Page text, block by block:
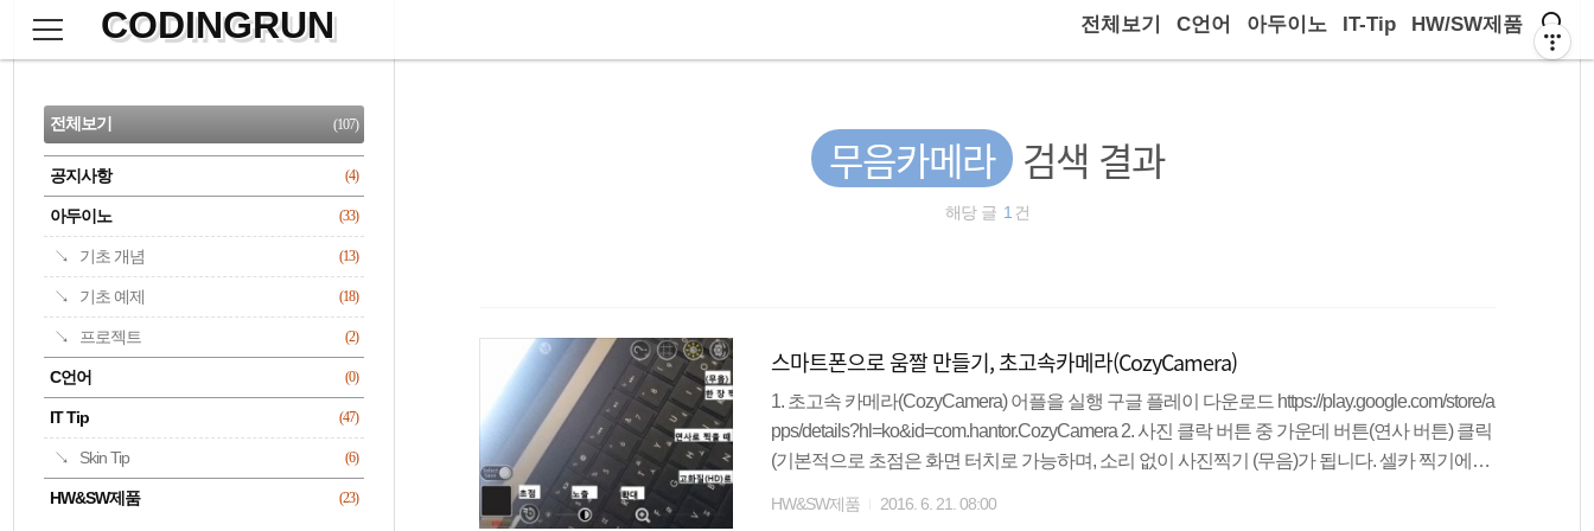
으
CODINGRUN 전체보기 C언어 아두이노 IT-Tip HW/SW제품
무음카메라 검색 결과
해당 글 1 건
스마트폰으로 움짤 만들기, 초고속카메라(CozyCamera)
1. 초고속 카메라(CozyCamera) 어플을 실행 구글 플레이 다운로드 https://play.google.com/store/a
pps/details?hl=ko&id=com.hantor.CozyCamera 2. 사진 클락 버튼 중 가운데 버튼(연사 버튼) 클릭
(기본적으로 초점은 화면 터치로 가능하며, 소리 없이 사진찍기 (무음)가 됩니다. 셀카 찍기에도
HW&SW제품 2016. 6. 21. 08:00
CATEGORY
전체보기 (107)
공지사항 (4)
아두이노 (33)
기초 개념 (13)
기초 예제 (18)
프로젝트 (2)
C언어 (0)
IT Tip (47)
Skin Tip (6)
HW&SW제품 (23)
검